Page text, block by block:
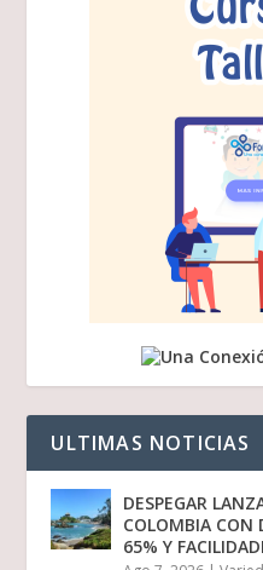
ULTIMAS NOTICIAS
DESPEGAR
COLOMBIA CON
65% Y